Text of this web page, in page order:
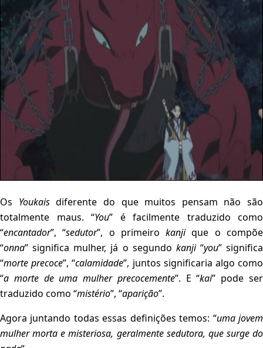
Os Youkaisdiferente do que muitos pensam não são
totalmente maus. “You” é facilmente traduzido como
“encantador”, “sedutor”, o primeirokanjique o compõe
“onna” significa mulher, já o segundo kanji“you” significa
“morte precoce”, “calamidade”, juntos significaria algo como
“a morte de uma mulher precocemente”. E “kai” pode ser
traduzido como “mistério”, “aparição”.
Agora juntando todas essas definições temos: “uma jovem
mulher morta e misteriosa, geralmente sedutora, que surge do